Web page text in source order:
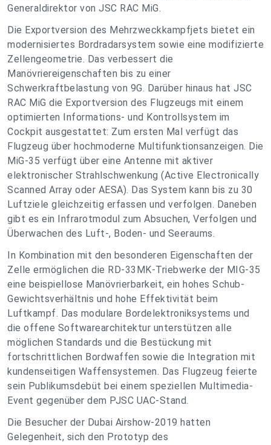
Generaldirektor von JSC RAC MiG.
Die Exportversion des Mehrzweckkampfjets bietet ein
modernisiertes Bordradarsystem sowie eine modifizierte
Zellengeometrie. Das verbessert die
Manövriereigenschaften bis zu einer
Schwerkraftbelastung von 9G. Darüber hinaus hat JSC
RAC MiG die Exportversion des Flugzeugs mit einem
optimierten Informations- und Kontrollsystem im
Cockpit ausgestattet: Zum ersten Mal verfügt das
Flugzeug über hochmoderne Multifunktionsanzeigen. Die
MiG-35 verfügt über eine Antenne mit aktiver
elektronischer Strahlschwenkung (Active Electronically
Scanned Array oder AESA). Das System kann bis zu 30
Luftziele gleichzeitig erfassen und verfolgen. Daneben
gibt es ein Infrarotmodul zum Absuchen, Verfolgen und
Überwachen des Luft-, Boden- und Seeraums.
In Kombination mit den besonderen Eigenschaften der
Zelle ermöglichen die RD-33MK-Triebwerke der MIG-35
eine beispiellose Manövrierbarkeit, ein hohes Schub-
Gewichtsverhältnis und hohe Effektivität beim
Luftkampf. Das modulare Bordelektroniksystems und
die offene Softwarearchitektur unterstützen alle
möglichen Standards und die Bestückung mit
fortschrittlichen Bordwaffen sowie die Integration mit
kundenseitigen Waffensystemen. Das Flugzeug feierte
sein Publikumsdebüt bei einem speziellen Multimedia-
Event gegenüber dem PJSC UAC-Stand.
Die Besucher der Dubai Airshow-2019 hatten
Gelegenheit, sich den Prototyp des